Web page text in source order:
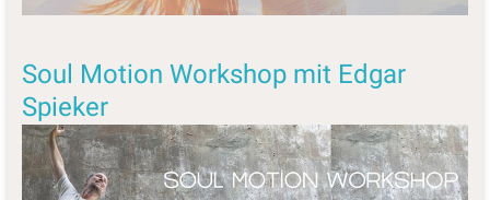
Soul Motion Workshop mit Edgar
Spieker